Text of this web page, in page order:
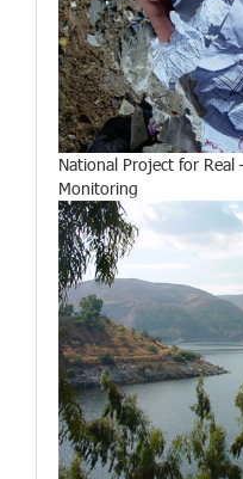
National Project for
Monitoring